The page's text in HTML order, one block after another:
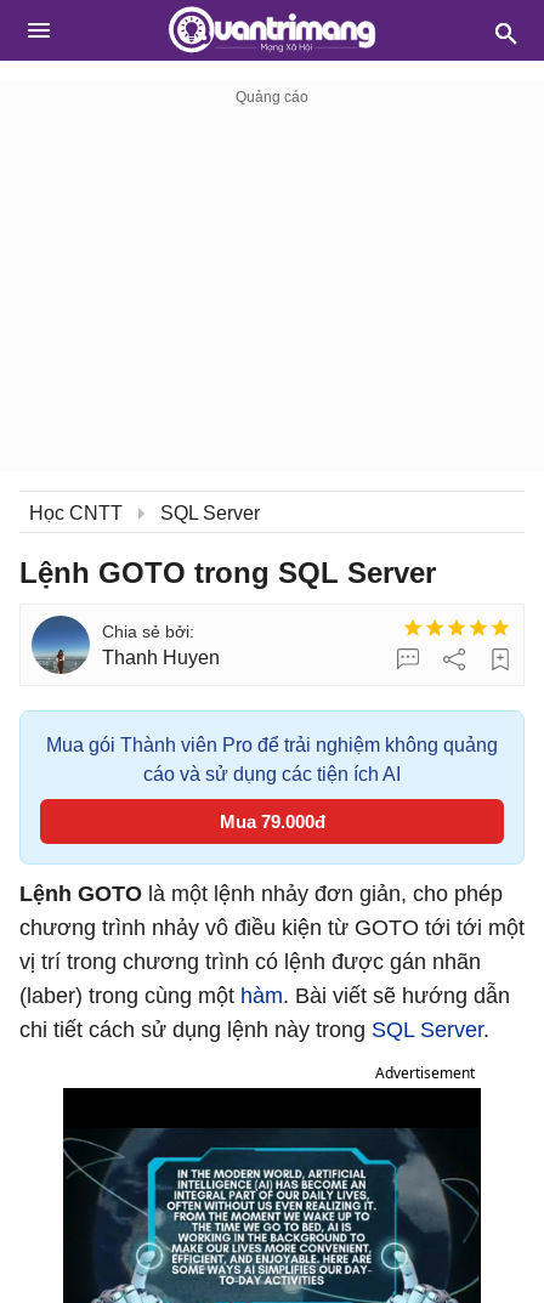
Học CNTT SQL Server
Lệnh GOTO trong SQL Server
Thanh Huyen
Mua gói Thành viên Pro để trải nghiệm không quảng
cáo và sử dụng các tiện ích AI
Mua 79.000đ
Lệnh GOTO là một lệnh nhảy đơn giản, cho phép
chương trình nhảy vô điều kiện từ GOTO tới tới một
vị trí trong chương trình có lệnh được gán nhãn
(laber) trong cùng một hàm. Bài viết sẽ hướng dẫn
chi tiết cách sử dụng lệnh này trong SQL Server.
Advertisement